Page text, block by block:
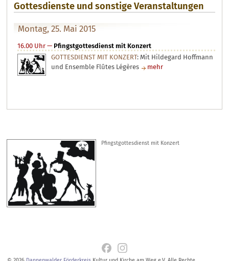
Gottesdienste und sonstige Veranstaltungen
Montag, 25. Mai 2015
16.00 Uhr— Pfingstgottesdienst mit Konzert
GOTTESDIENST MIT KONZERT: Mit Hildegard Hoffmann
und Ensemble Flûtes Légères
mehr
Pfingstgottesdienst mit Konzert